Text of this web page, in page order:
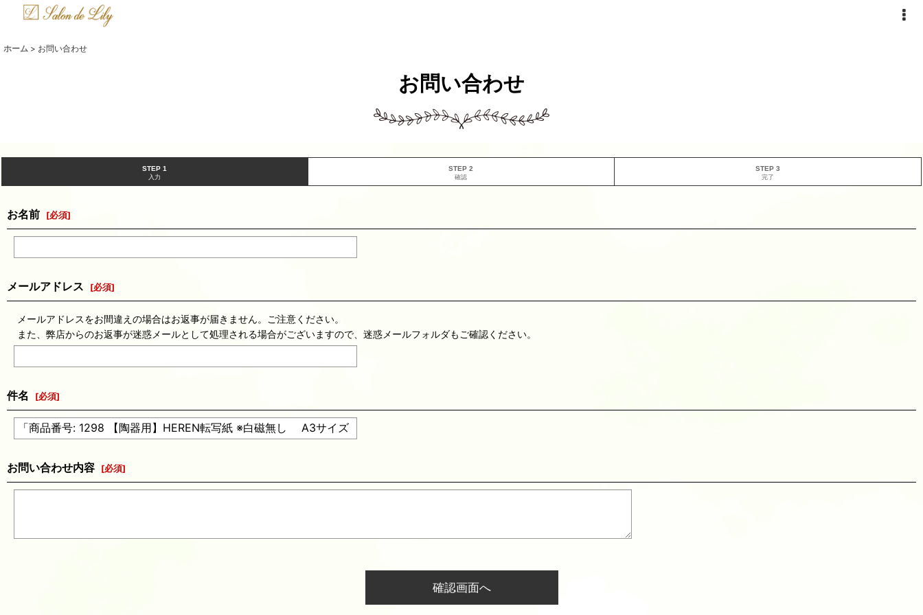
ホーム > お問い合わせ
お問い合わせ
STEP 1
入力
STEP 2
確認
STEP 3
完了
お名前 [必須]
メールアドレス [必須]
メールアドレスをお間違えの場合はお返事が届きません。ご注意ください。
また、弊店からのお返事が迷惑メールとして処理される場合がございますので、迷惑メールフォルダもご確認ください。
件名 [必須]
お問い合わせ内容 [必須]
確認画面へ